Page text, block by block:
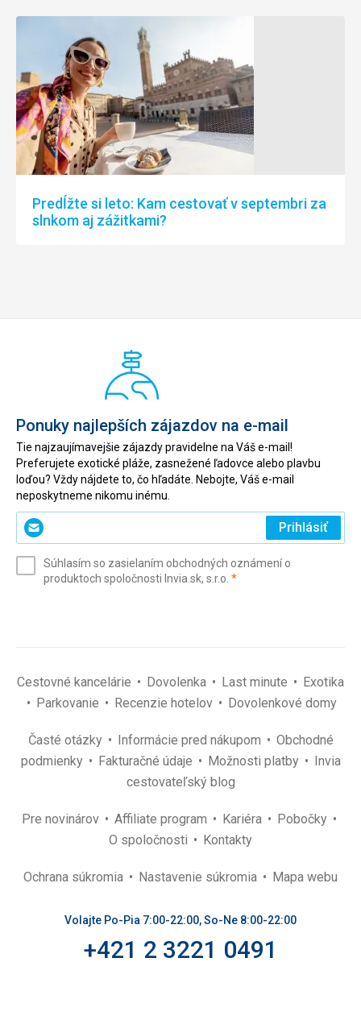
Predĺžte si leto: Kam cestovať v septembri za
slnkom aj zážitkami?
Ponuky najlepších zájazdov na e-mail
Tie najzaujímavejšie zájazdy pravidelne na Váš e-mail!
Preferujete exotické pláže, zasnežené ľadovce alebo plavbu
loďou? Vždy nájdete to, čo hľadáte. Nebojte, Váš e-mail
neposkytneme nikomu inému.
Zadajte
svoj
(povinné)
Prihlásiť
Súhlasím so zasielaním obchodných oznámení o
produktoch spoločnosti Invia.sk, s.r.o. *(povinné)
Cestovné kancelárie Dovolenka Last minute
Exotika
Parkovanie
Recenzie hotelov Dovolenkové domy
Časté otázky Informácie pred nákupom
Obchodné
podmienky
Fakturačné údaje Možnosti platby
Invia
cestovateľský blog
Pre novinárov Affiliate program Kariéra
Pobočky
O spoločnosti
Kontakty
Ochrana súkromia Nastavenie súkromia Mapa webu
Volajte Po-Pia 7:00-22:00, So-Ne 8:00-22:00
+421 2 3221 0491